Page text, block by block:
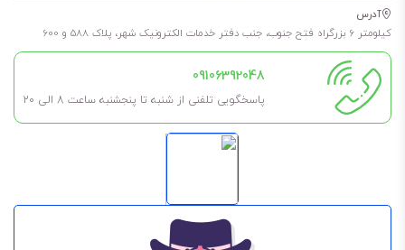
مطمئن هستید مدت کوتاهی آن را استفاده خواهید کرد.
آدرس
کیلومتر 6 بزرگراه فتح جنوب، جنب دفتر خدمات الکترونیک شهر، پلاک 588 و 600
09106392048
پاسخگویی تلفنی از شنبه تا پنجشنبه ساعت 8 الی ۲۰